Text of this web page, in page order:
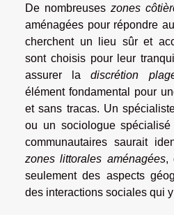
De nombreuses zones
aménagées pour répondre
cherchent un lieu sûr et
sont choisis pour leur
assurer ladiscrétion
élément fondamental pour
et sans tracas. Un
ou un sociologue
communautaires saurait
zones littorales aménagées,
seulement des aspects
des interactions sociales qui